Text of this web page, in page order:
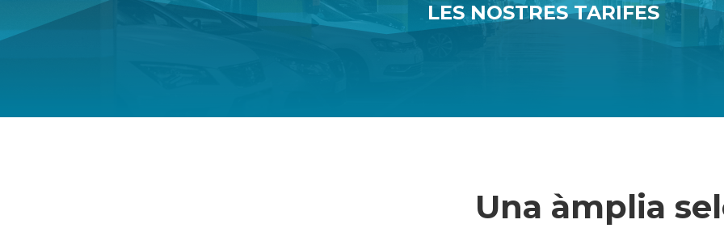
LES NOSTRES TARIFES
Una àmplia